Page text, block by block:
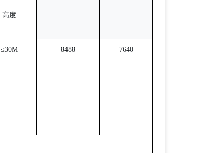
高度
≤30M 8488 7640